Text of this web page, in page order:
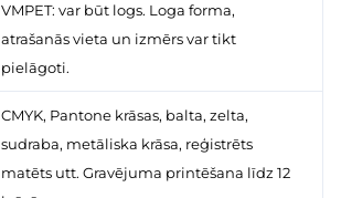
VMPET: var būt logs. Loga forma,
atrašanās vieta un izmērs var tikt
pielāgoti.
CMYK, Pantone krāsas, balta, zelta,
sudraba, metāliska krāsa, reģistrēts
matēts utt. Gravējuma printēšana līdz 12